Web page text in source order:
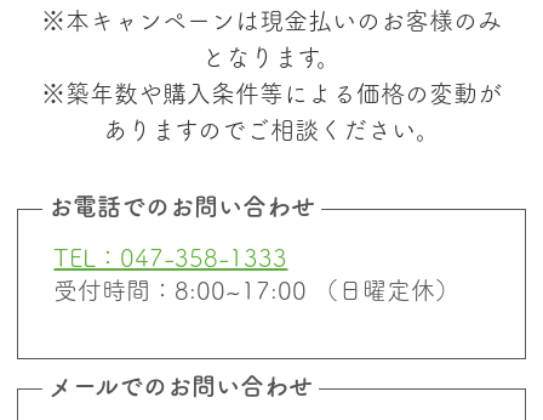
※本キャンペーンは現金払いのお客様のみ
となります。
※築年数や購入条件等による価格の変動が
ありますのでご相談ください。
お電話でのお問い合わせ
TEL：047-358-1333
受付時間：8:00~17:00 （日曜定休）
メールでのお問い合わせ